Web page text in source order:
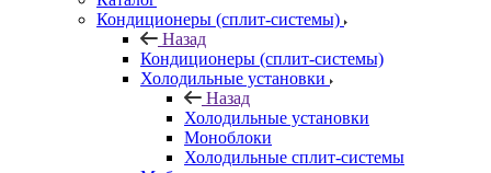
Кондиционеры (сплит-системы)
Назад
Кондиционеры (сплит-системы)
Холодильные установки
Назад
Холодильные установки
Моноблоки
Холодильные сплит-системы